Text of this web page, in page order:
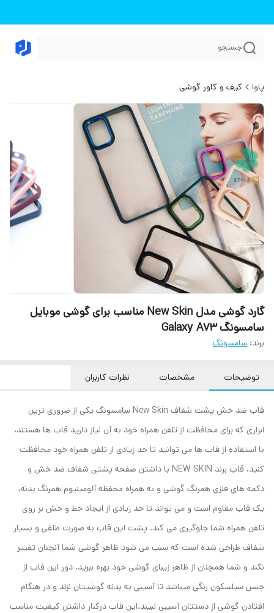
جستجو
پاوا کیف و کاور گوشی
گارد گوشی مدل New Skin مناسب برای گوشی موبایل
سامسونگ Galaxy A73
برند: سامسونگ
توضیحات مشخصات نظرات کاربران
قاب ضد خش پشت شفاف New Skin سامسونگ یکی از ضروری ترین
ابزاری که برای محافظت از تلفن همراه خود به آن نیاز دارید قاب ها هستند،
با استفاده از قاب ها می توانید تا حد زیادی از تلفن همراه خود محافظت
کنید. قاب برند NEW SKIN با داشتن صفحه پشتی شفاف ضد خش و
دکمه های فلزی همرنگ گوشی و به همراه محفظه آلومینیوم همرنگ بدنه،
یک قاب مقاوم است و می تواند تا حد زیادی از ایجاد خط و خش بر روی
تلفن همراه شما جلوگیری می کند. پشت این قاب به صورت طلقی و بسیار
شفاف طراحی شده است که سبب می شود ظاهر گوشی شما آنچنان تغییر
نکند و شما همچنان از ظاهر زیبای گوشی خود بهره ببرید. دور این قاب از
جنس سیلسکون رنگی میباشد تا آسیبی به بدنه گوشیتان نزند و در هنگام
افتادن گوشی از دستتان آسیبی نبیند.این قاب درکنار داشتن کیفیت مناسب